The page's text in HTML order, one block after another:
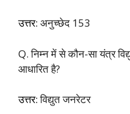
उत्तर: अनुच्छेद 153
Q. निम्न में से कौन-सा यंत्र
आधारित है?
उत्तर:विद्युत जनरेटर